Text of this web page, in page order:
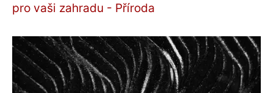
pro vaši zahradu - Příroda